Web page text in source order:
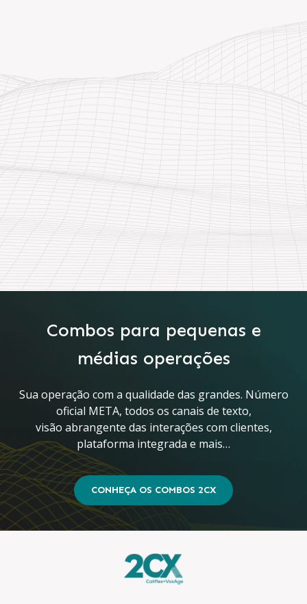
Combos para pequenas e
médias operações
Sua operação com a qualidade das grandes. Número
oficial META, todos os canais de texto,
visão abrangente das interações com clientes,
plataforma integrada e mais…
CONHEÇA OS COMBOS 2CX